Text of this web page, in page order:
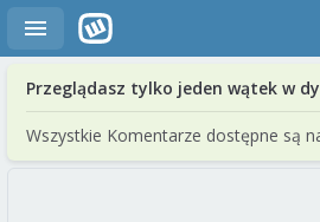
Przeglądasz tylko jeden wątek w
Wszystkie Komentarze dostępne są